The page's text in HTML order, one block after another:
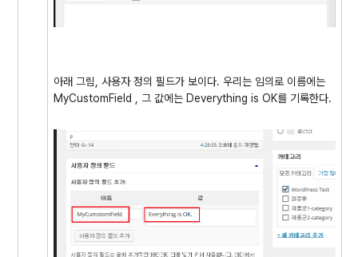
아래 그림, 사용자 정의 필드가 보이다. 우리는 임의로 이름에는
MyCustomField , 그 값에는 Deverything is OK를 기록한다.